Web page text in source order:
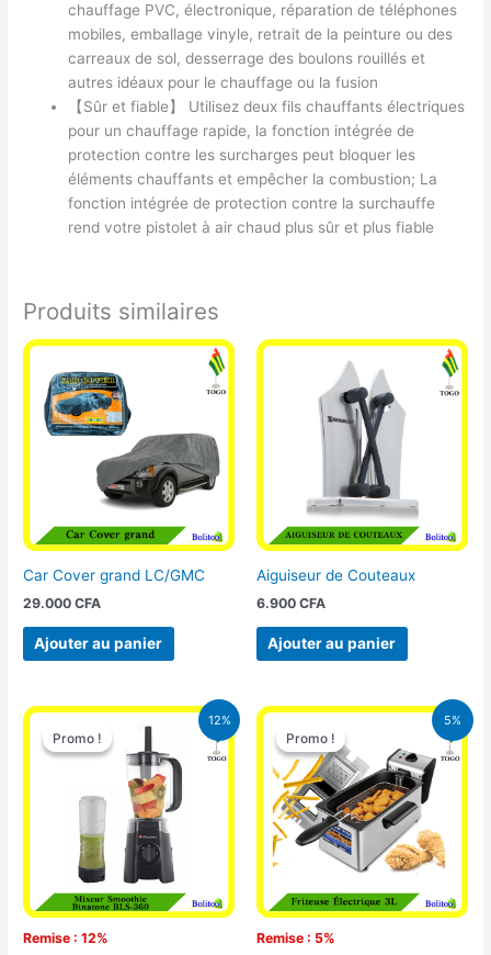
chauffage PVC, électronique, réparation de téléphones
mobiles, emballage vinyle, retrait de la peinture ou des
carreaux de sol, desserrage des boulons rouillés et
autres idéaux pour le chauffage ou la fusion
【Sûr et fiable】 Utilisez deux fils chauffants électriques
pour un chauffage rapide, la fonction intégrée de
protection contre les surcharges peut bloquer les
éléments chauffants et empêcher la combustion; La
fonction intégrée de protection contre la surchauffe
rend votre pistolet à air chaud plus sûr et plus fiable
Produits similaires
Car Cover grand LC/GMC
29.000CFA
Ajouter au panier
Aiguiseur de Couteaux
6.900 CFA
Ajouter au panier
12%
Promo !
Remise : 12%
Promo !
Le
prix
initial
était :
25.000 CFA.
Le
prix
actuel
est :
5%
Promo !
Remise : 5%
Promo !
Le
initial
était :
39.000 CFA.
Le
prix
actuel
est :
37.000 CFA.